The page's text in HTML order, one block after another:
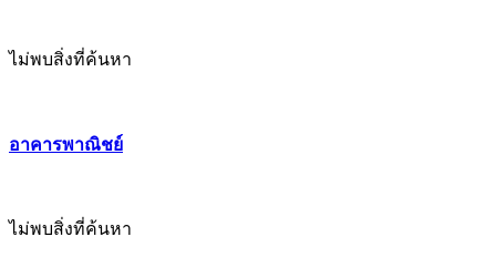
ไม่พบสิ่งที่ค้นหา
อาคารพาณิชย์
ไม่พบสิ่งที่ค้นหา